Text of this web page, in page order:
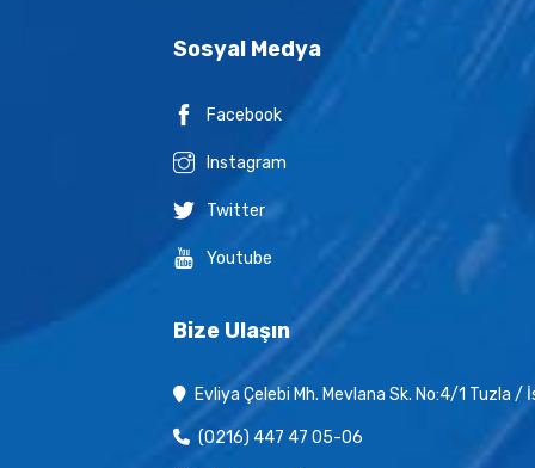
Sosyal Medya
Facebook
Instagram
Twitter
Youtube
Bize Ulaşın
Evliya Çelebi Mh. Mevlana Sk. No:4/1 Tuzla /
(0216) 447 47 05-06